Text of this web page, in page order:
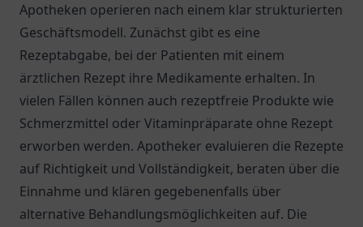
Apotheken operieren nach einem klar strukturierten
Geschäftsmodell. Zunächst gibt es eine
Rezeptabgabe, bei der Patienten mit einem
ärztlichen Rezept ihre Medikamente erhalten. In
vielen Fällen können auch rezeptfreie Produkte wie
Schmerzmittel oder Vitaminpräparate ohne Rezept
erworben werden. Apotheker evaluieren die Rezepte
auf Richtigkeit und Vollständigkeit, beraten über die
Einnahme und klären gegebenenfalls über
alternative Behandlungsmöglichkeiten auf. Die